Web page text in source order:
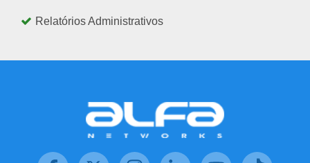
Relatórios Administrativos